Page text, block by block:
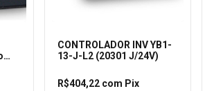
CONTROLADOR INV YB1-
13-J-L2 (20301 J/24V)
R$404,22 com Pix